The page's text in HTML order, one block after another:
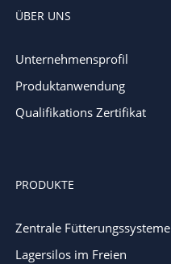
ÜBER UNS
Unternehmensprofil
Produktanwendung
Qualifikations Zertifikat
PRODUKTE
Zentrale Fütterungssysteme
Lagersilos im Freien